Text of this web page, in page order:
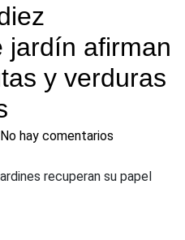
jardín afirman
y verduras
No hay comentarios
recuperan su papel